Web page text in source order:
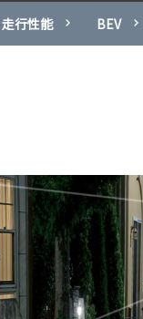
走行性能 BEV